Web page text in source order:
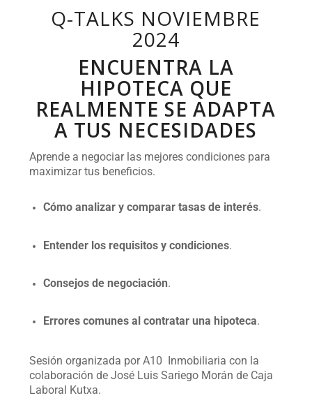
Q-TALKS NOVIEMBRE
2024
ENCUENTRA LA
HIPOTECA QUE
REALMENTE SE ADAPTA
A TUS NECESIDADES
Aprende a negociar las mejores condiciones para
maximizar tus beneficios.
Cómo analizar y comparar tasas de interés.
Entender los requisitos y condiciones.
Consejos de negociación.
Errores comunes al contratar una hipoteca.
Sesión organizada por A10 Inmobiliaria con la
colaboración de José Luis Sariego Morán de Caja
Laboral Kutxa.